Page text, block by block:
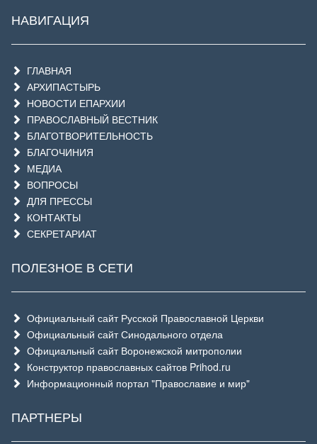
НАВИГАЦИЯ
ГЛАВНАЯ
АРХИПАСТЫРЬ
НОВОСТИ ЕПАРХИИ
ПРАВОСЛАВНЫЙ ВЕСТНИК
БЛАГОТВОРИТЕЛЬНОСТЬ
БЛАГОЧИНИЯ
МЕДИА
ВОПРОСЫ
ДЛЯ ПРЕССЫ
КОНТАКТЫ
СЕКРЕТАРИАТ
ПОЛЕЗНОЕ В СЕТИ
Официальный сайт Русской Православной Церкви
Официальный сайт Синодального отдела
Официальный сайт Воронежской митрополии
Конструктор православных сайтов Prihod.ru
Информационный портал "Православие и мир"
ПАРТНЕРЫ